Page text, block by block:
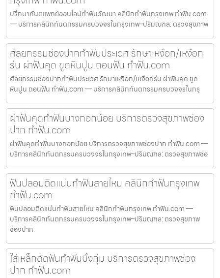
ปรึกษาทันตแพทย์ออนไลน์ทำฟันวัฒนา คลินิกทำฟันกรุงเทพ ทำฟัน.com
— บริการคลินิกทันตกรรมครบวงจรในกรุงเทพ–ปริมณฑล: ตรวจสุขภาพ
ศัลยกรรมช่องปากทำฟันประเวศ รักษาเหงือก/เหงือก
ร่น ผ่าฟันคุด ขูดหินปูน ถอนฟัน ทำฟัน.com
ศัลยกรรมช่องปากทำฟันประเวศ รักษาเหงือก/เหงือกร่น ผ่าฟันคุด ขูด
หินปูน ถอนฟัน ทำฟัน.com — บริการคลินิกทันตกรรมครบวงจรในกรุ
ผ่าฟันคุดทำฟันบางกอกน้อย บริการตรวจสุขภาพช่อง
ปาก ทำฟัน.com
ผ่าฟันคุดทำฟันบางกอกน้อย บริการตรวจสุขภาพช่องปาก ทำฟัน.com —
บริการคลินิกทันตกรรมครบวงจรในกรุงเทพ–ปริมณฑล: ตรวจสุขภาพช่อ
ฟันปลอมติดแน่นทำฟันสายไหม คลินิกทำฟันกรุงเทพ
ทำฟัน.com
ฟันปลอมติดแน่นทำฟันสายไหม คลินิกทำฟันกรุงเทพ ทำฟัน.com —
บริการคลินิกทันตกรรมครบวงจรในกรุงเทพ–ปริมณฑล: ตรวจสุขภาพ
ช่องปาก
ใส่เหล็กดัดฟันทำฟันบึงกุ่ม บริการตรวจสุขภาพช่อง
ปาก ทำฟัน.com